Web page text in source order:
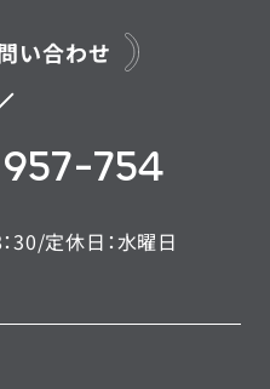
い合わせ
754
30/定休日：水曜日